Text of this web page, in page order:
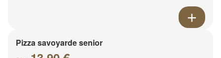
Pizza savoyarde senior